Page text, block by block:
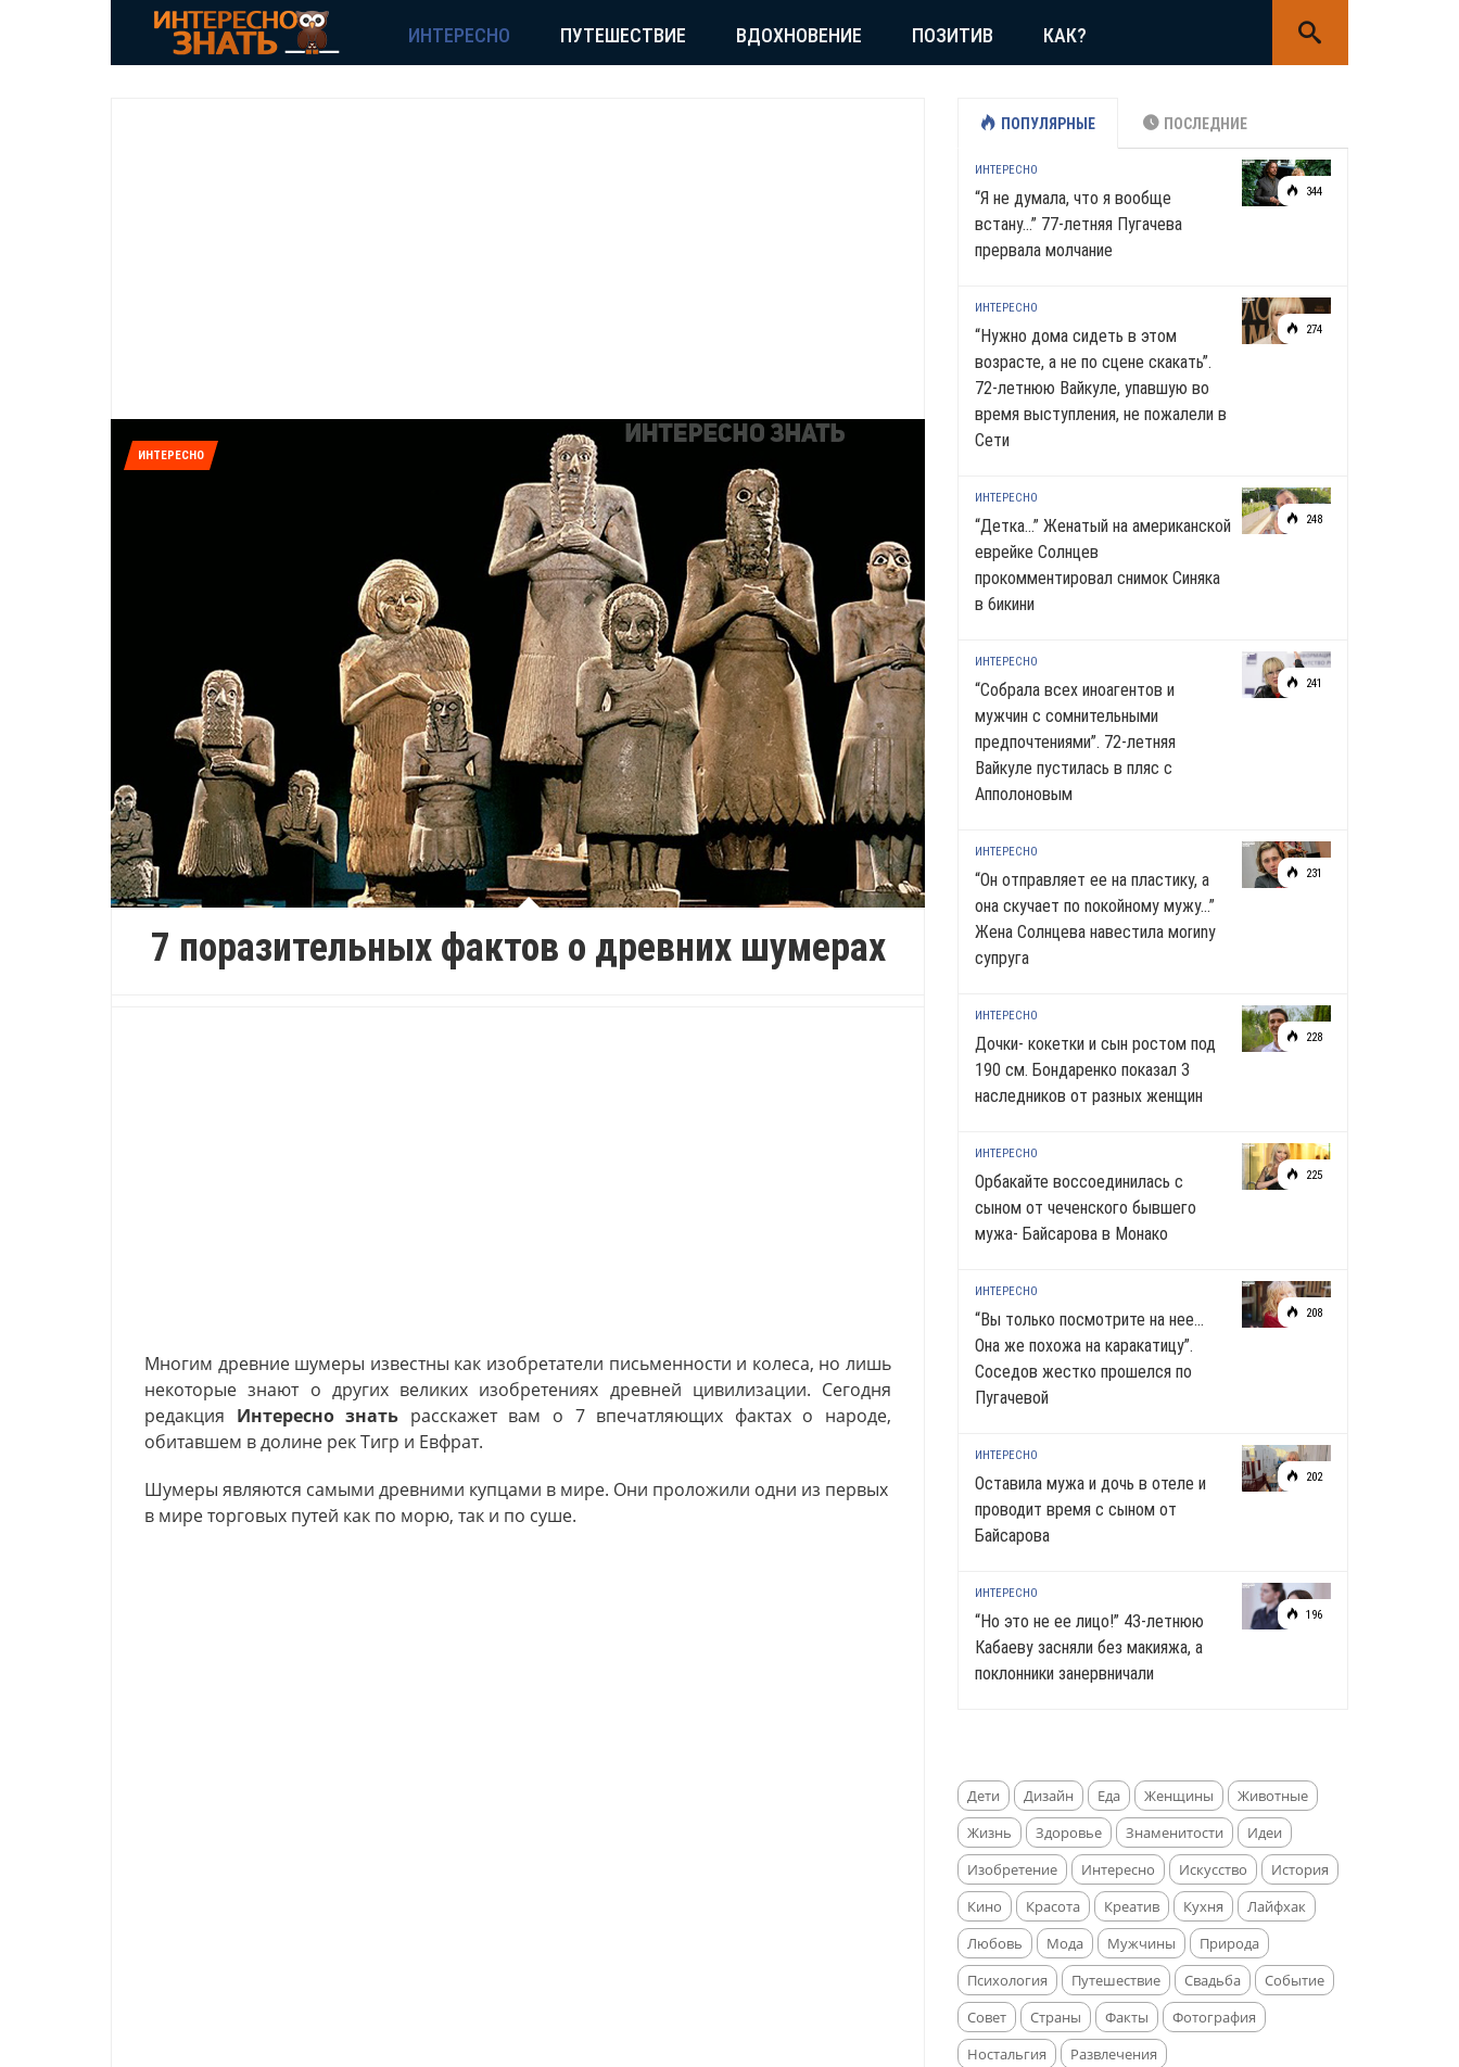
ИНТЕРЕСНО ПУТЕШЕСТВИЕ ВДОХНОВЕНИЕ ПОЗИТИВ КАК?
ИНТЕРЕСНО
7 поразительных фактов о древних шумерах
Многим древние шумеры известны как изобретатели письменности и колеса, но лишь
некоторые знают о других великих изобретениях древней цивилизации. Сегодня
редакция Интересно знать расскажет вам о 7 впечатляющих фактах о народе,
обитавшем в долине рек Тигр и Евфрат.
Шумеры являются самыми древними купцами в мире. Они проложили одни из первых
в мире торговых путей как по морю, так и по суше.
ПОПУЛЯРНЫЕ ПОСЛЕДНИЕ
344
ИНТЕРЕСНО
“Я не думала, что я вообще
встану…” 77-летняя Пугачева
прервала молчание
274
ИНТЕРЕСНО
“Нужно дома сидеть в этом
возрасте, а не по сцене скакать”.
72-летнюю Вайкуле, упавшую во
время выступления, не пожалели в
Сети
248
ИНТЕРЕСНО
“Детка…” Женатый на американской
еврейке Солнцев
прокомментировал снимок Синяка
в 6икини
241
ИНТЕРЕСНО
“Собрала всех иноагентов и
мужчин с сомнительными
предпочтениями”. 72-летняя
Вайкуле пустилась в пляс с
Апполоновым
231
ИНТЕРЕСНО
“Он отправляет ее на пластику, а
она скучает по noкoйномy мужу…”
Жена Солнцева навестила моrиnу
супруга
228
ИНТЕРЕСНО
Дочки- кокетки и сын ростом под
190 см. Бондаренко показал 3
наследников от разных женщин
225
ИНТЕРЕСНО
Орбакайте воссоединилась с
сыном от чеченского бывшего
мужа- Байсарова в Монако
208
ИНТЕРЕСНО
“Вы только посмотрите на нее…
Она же похожа на каракатицу”.
Соседов жестко прошелся по
Пугачевой
202
ИНТЕРЕСНО
Оставила мужа и дочь в отеле и
проводит время с сыном от
Байсарова
196
ИНТЕРЕСНО
“Но это не ее лицо!” 43-летнюю
Кабаеву засняли без макияжа, а
поклонники занервничали
Дети Дизайн Еда Женщины
Животные
Жизнь
Здоровье Знаменитости
Идеи
Изобретение
Интересно Искусство
История
Кино
Красота Креатив Кухня
Лайфхак
Любовь
Мода Мужчины
Природа
Психология
Путешествие Свадьба
Событие
Совет
Страны Факты
Фотография
Ностальгия
Развлечения